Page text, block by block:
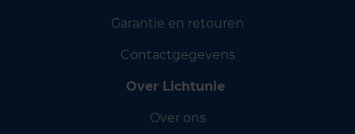
Garantie en retouren
Contactgegevens
Over Lichtunie
Over ons